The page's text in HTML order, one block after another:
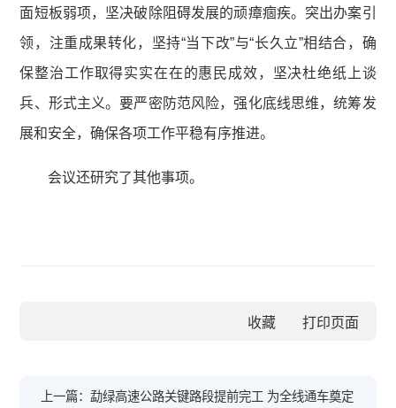
面短板弱项，坚决破除阻碍发展的顽瘴痼疾。突出办案引
领，注重成果转化，坚持“当下改”与“长久立”相结合，确
保整治工作取得实实在在的惠民成效，坚决杜绝纸上谈
兵、形式主义。要严密防范风险，强化底线思维，统筹发
展和安全，确保各项工作平稳有序推进。
会议还研究了其他事项。
收藏
上一篇：勐绿高速公路关键路段提前完工 为全线通车奠定